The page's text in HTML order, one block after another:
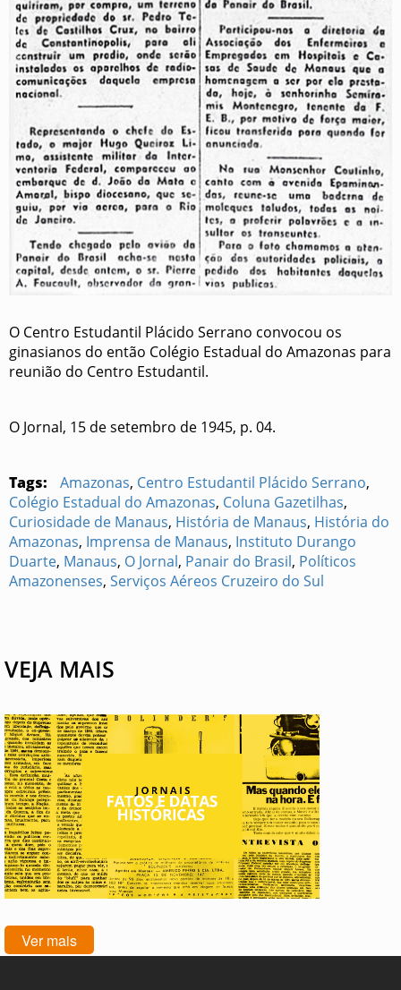
O Centro Estudantil Plácido Serrano convocou os
ginasianos do então Colégio Estadual do Amazonas para
reunião do Centro Estudantil.
O Jornal, 15 de setembro de 1945, p. 04.
Tags: Amazonas, Centro Estudantil Plácido Serrano,
Colégio Estadual do Amazonas, Coluna Gazetilhas,
Curiosidade de Manaus, História de Manaus, História do
Amazonas, Imprensa de Manaus, Instituto Durango
Duarte, Manaus, O Jornal, Panair do Brasil, Políticos
Amazonenses, Serviços Aéreos Cruzeiro do Sul
VEJA MAIS
Ver mais